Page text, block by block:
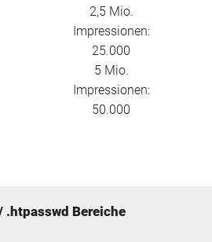
2,5 Mio.
Impressionen:
25.000
5 Mio.
Impressionen:
50.000
.htpasswd Bereiche